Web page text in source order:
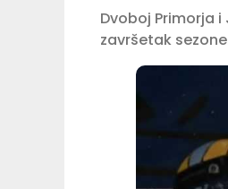
Dvoboj Primorja
završetak